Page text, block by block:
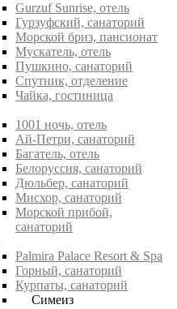
Gurzuf Sunrise, отель
Гурзуфский, санаторий
Морской бриз, пансионат
Мускатель, отель
Пушкино, санаторий
Спутник, отделение
Чайка, гостиница
1001 ночь, отель
Ай-Петри, санаторий
Багатель, отель
Белоруссия, санаторий
Дюльбер, санаторий
Мисхор, санаторий
Морской прибой,
санаторий
Palmira Palace Resort & Spa
Горный, санаторий
Курпаты, санаторий
Симеиз